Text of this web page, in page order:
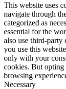
This website uses
navigate through
categorized as
essential for the
also use third-party
you use this
only with your
cookies. But opting
browsing
Necessary